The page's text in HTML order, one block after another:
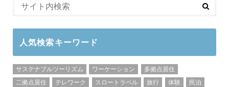
人気検索キーワード
サステナブルツーリズム ワーケーション
多拠点居住
二拠点居住
テレワーク スロートラベル 旅行 体験
民泊